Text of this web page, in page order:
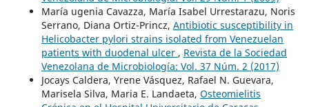
María ugenia Cavazza, María Isabel Urrestarazu, Noris
Serrano, Diana Ortiz-Princz, Antibiotic susceptibility in
Helicobacter pylori strains isolated from Venezuelan
patients with duodenal ulcer , Revista de la Sociedad
Venezolana de Microbiología: Vol. 37 Núm. 2 (2017)
Jocays Caldera, Yrene Vásquez, Rafael N. Guevara,
Marisela Silva, Maria E. Landaeta, Osteomielitis